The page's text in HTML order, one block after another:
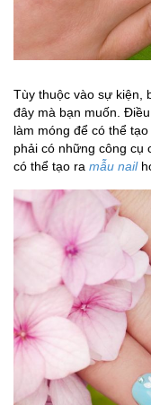
Tùy thuộc vào sự kiện,
đây mà bạn muốn.
làm móng để có thể
phải có những công cụ
có thể tạo ra mẫu nail